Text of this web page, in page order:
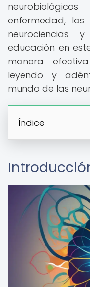
enfermedad,
educación en
manera
leyendo y
mundo de las
Índice